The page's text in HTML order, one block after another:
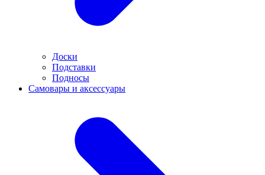
Доски
Подставки
Подносы
Самовары и аксессуары